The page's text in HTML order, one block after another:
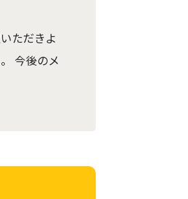
ただきよ
今後のメ